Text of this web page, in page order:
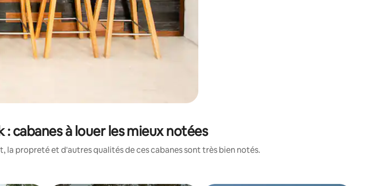
cabanes à louer les mieux notées
la propreté et d'autres qualités de ces cabanes sont très bien notés.